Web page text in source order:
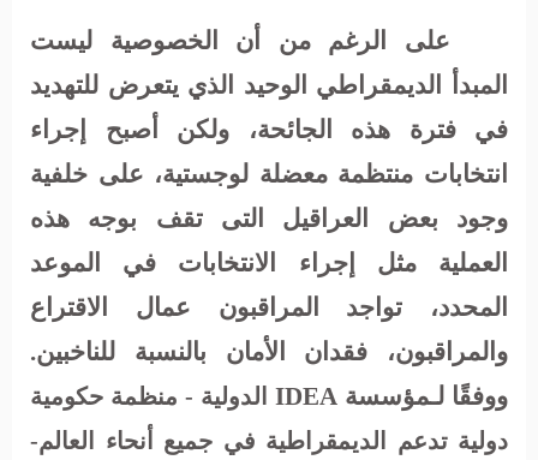
على الرغم من أن الخصوصية ليست
المبدأ الديمقراطي الوحيد الذي يتعرض للتهديد
في فترة هذه الجائحة، ولكن أصبح إجراء
انتخابات منتظمة معضلة لوجستية، على خلفية
وجود بعض العراقيل التى تقف بوجه هذه
العملية مثل إجراء الانتخابات في الموعد
المحدد، تواجد المراقبون عمال الاقتراع
والمراقبون، فقدان الأمان بالنسبة للناخبين.
ووفقًا لـمؤسسة IDEA الدولية - منظمة حكومية
دولية تدعم الديمقراطية في جميع أنحاء العالم-